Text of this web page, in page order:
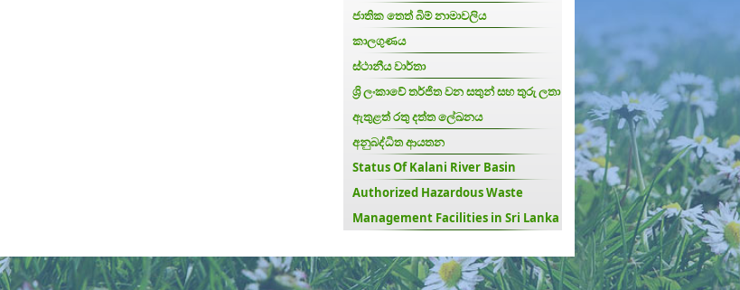
ජාතික තෙත් බිම් නාමාවලිය
කාලගුණය
ස්ථානීය වාර්තා
ශ්‍රි ලංකාවේ තර්ජිත වන සතුන් සහ තුරු ලතා
ඇතුළත් රතු දත්ත ලේඛනය
අනුබද්ධිත ආයතන
Status Of Kalani River Basin
Authorized Hazardous Waste
Management Facilities in Sri Lanka